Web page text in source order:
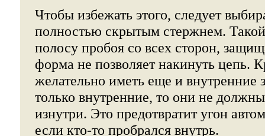
Чтобы избежать этого, следует
полностью скрытым стержнем. Такой
полосу пробоя со всех сторон,
форма не позволяет накинуть цепь.
желательно иметь еще и внутренние
только внутренние, то они не
изнутри. Это предотвратит угон
если кто-то пробрался внутрь.